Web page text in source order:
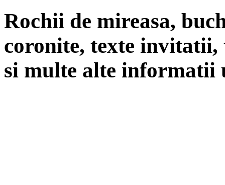
Rochii de mireasa,
coronite, texte
si multe alte informatii